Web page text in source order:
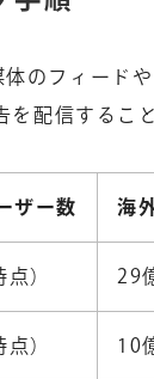
のフィード
配信するこ
ザー数 海
点） 29
点） 10